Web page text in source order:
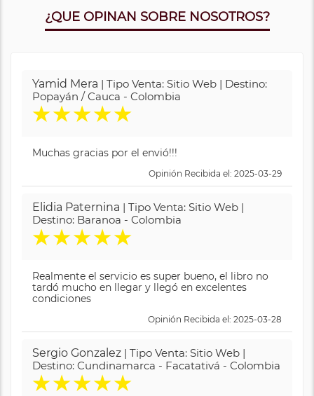
¿QUE OPINAN SOBRE NOSOTROS?
Yamid Mera | Tipo Venta: Sitio Web | Destino:
Popayán / Cauca - Colombia
★★★★★
Muchas gracias por el envió!!!
Opinión Recibida el: 2025-03-29
Elidia Paternina | Tipo Venta: Sitio Web |
Destino: Baranoa - Colombia
★★★★★
Realmente el servicio es super bueno, el libro no
tardó mucho en llegar y llegó en excelentes
condiciones
Opinión Recibida el: 2025-03-28
Sergio Gonzalez | Tipo Venta: Sitio Web |
Destino: Cundinamarca - Facatativá - Colombia
★★★★★